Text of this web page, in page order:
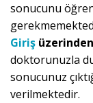
sonucunu
Giriş
doktorunuzla
sonucunuz
verilmektedir.